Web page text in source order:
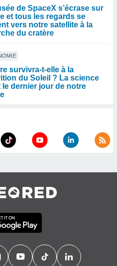
de SpaceX s’écrase sur
et tous les regards se
vers notre satellite à la
du cratère
survivra-t-elle à la
du Soleil ? La science
le dernier jour de notre